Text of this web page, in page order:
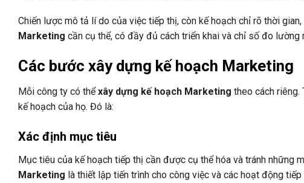
Chiến lược mô tả lí do của việc tiếp thị, còn kế hoạch chỉ rõ thời
Marketing cần cụ thể, có đầy đủ cách triển khai và chỉ số đo lường
Các bước xây dựng kế hoạch Marketing
Mỗi công ty có thểxây dựng kế hoạch Marketing theo cách riêng.
kế hoạch của họ. Đó là:
Xác định mục tiêu
Mục tiêu của kế hoạch tiếp thị cần được cụ thể hóa và tránh những
Marketing là thiết lập tiến trình cho công việc và các hoạt động